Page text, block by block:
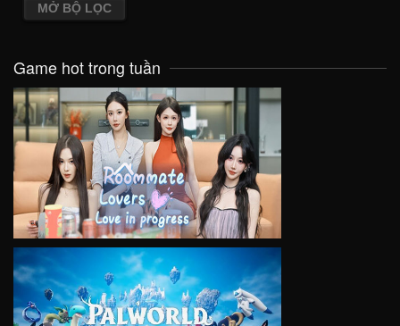
MỞ BỘ LỌC
Game hot trong tuần
VIEW
VIEW